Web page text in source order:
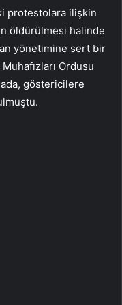
protestolara ilişkin
öldürülmesi halinde
yönetimine sert bir
Ordusu
göstericilere